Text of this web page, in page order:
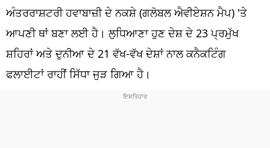
ਲਾਈਫ ਸਟਾਈਲ
ਪੰਜਾਬ
ਧਰਮ
ਅੰਤਰਰਾਸ਼ਟਰੀ ਹਵਾਬਾਜ਼ੀ ਦੇ ਨਕਸ਼ੇ (ਗਲੋਬਲ ਐਵੀਏਸ਼ਨ ਮੈਪ) 'ਤੇ
ਆਪਣੀ ਥਾਂ ਬਣਾ ਲਈ ਹੈ। ਲੁਧਿਆਣਾ ਹੁਣ ਦੇਸ਼ ਦੇ 23 ਪ੍ਰਮੁੱਖ
ਸ਼ਹਿਰਾਂ ਅਤੇ ਦੁਨੀਆ ਦੇ 21 ਵੱਖ-ਵੱਖ ਦੇਸ਼ਾਂ ਨਾਲ ਕਨੈਕਟਿੰਗ
ਫਲਾਈਟਾਂ ਰਾਹੀਂ ਸਿੱਧਾ ਜੁੜ ਗਿਆ ਹੈ।